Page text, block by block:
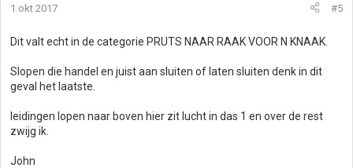
1 okt 2017 #5
Dit valt echt in de categorie PRUTS NAAR RAAK VOOR N KNAAK.
Slopen die handel en juist aan sluiten of laten sluiten denk in dit
geval het laatste.
leidingen lopen naar boven hier zit lucht in das 1 en over de rest
zwijg ik.
John